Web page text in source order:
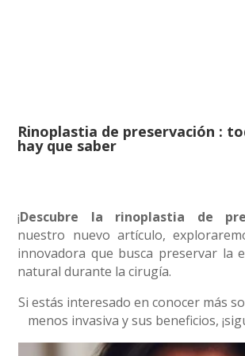
Rinoplastia de preservación :
hay que saber
¡Descubre la rinoplastia de
nuestro nuevo artículo,
innovadora que busca preservar la
natural durante la cirugía.
Si estás interesado en conocer más
menos invasiva y sus beneficios,